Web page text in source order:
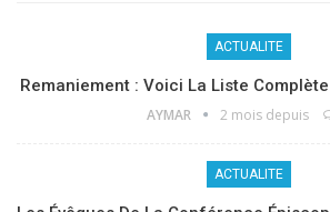
ACTUALITE
Remaniement : Voici La Liste
AYMAR 2 mois depuis
ACTUALITE